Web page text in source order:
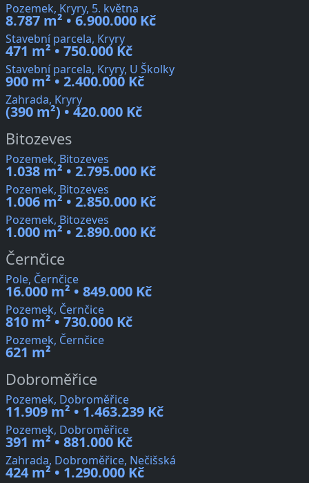
Pozemek, Kryry, 5. května
8.787 m² • 6.900.000 Kč
Stavební parcela, Kryry
471 m² • 750.000 Kč
Stavební parcela, Kryry, U Školky
900 m² • 2.400.000 Kč
Zahrada, Kryry
(390 m²) • 420.000 Kč
Bitozeves
Pozemek, Bitozeves
1.038 m² • 2.795.000 Kč
Pozemek, Bitozeves
1.006 m² • 2.850.000 Kč
Pozemek, Bitozeves
1.000 m² • 2.890.000 Kč
Černčice
Pole, Černčice
16.000 m² • 849.000 Kč
Pozemek, Černčice
810 m² • 730.000 Kč
Pozemek, Černčice
621 m²
Dobroměřice
Pozemek, Dobroměřice
11.909 m² • 1.463.239 Kč
Pozemek, Dobroměřice
391 m² • 881.000 Kč
Zahrada, Dobroměřice, Nečišská
424 m² • 1.290.000 Kč